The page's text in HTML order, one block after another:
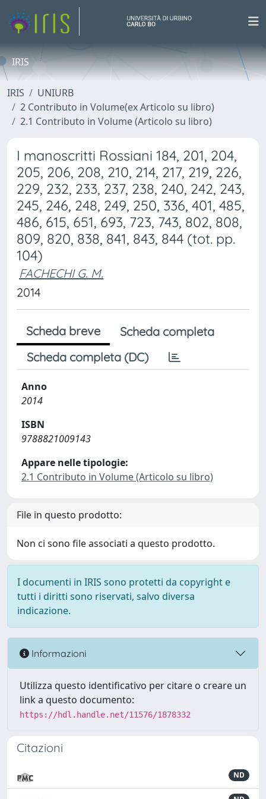
IRIS
IRIS
UNIURB
2 Contributo in Volume(ex Articolo su libro)
2.1 Contributo in Volume (Articolo su libro)
I manoscritti Rossiani 184, 201, 204,
205, 206, 208, 210, 214, 217, 219, 226,
229, 232, 233, 237, 238, 240, 242, 243,
245, 246, 248, 249, 250, 336, 401, 485,
486, 615, 651, 693, 723, 743, 802, 808,
809, 820, 838, 841, 843, 844 (tot. pp.
104)
FACHECHI G. M.
2014
Scheda breve
Scheda completa
Scheda completa (DC)
Anno
2014
ISBN
9788821009143
Appare nelle tipologie:
2.1 Contributo in Volume (Articolo su libro)
File in questo prodotto:
Non ci sono file associati a questo prodotto.
I documenti in IRIS sono protetti da copyright e
tutti i diritti sono riservati, salvo diversa
indicazione.
Informazioni
Utilizza questo identificativo per citare o creare un
link a questo documento:
https://hdl.handle.net/11576/1878332
Citazioni
ND